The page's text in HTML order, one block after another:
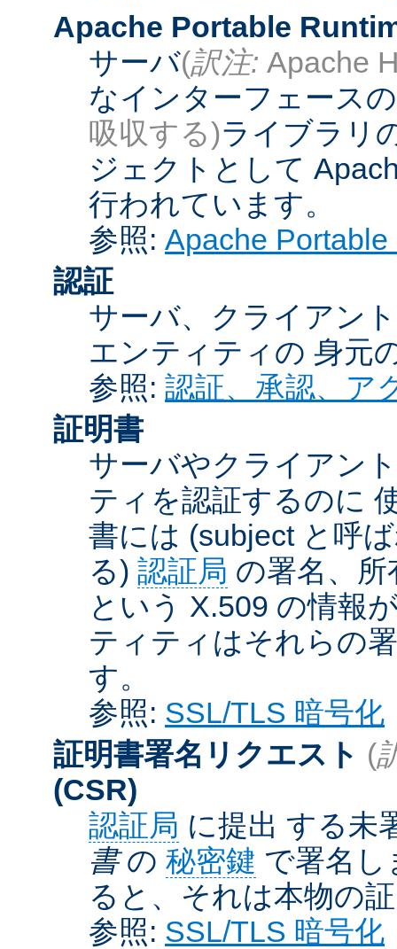
Apache Portable
サーバ(訳注: Apache
なインターフェース
吸収する)ライブラリ
ジェクトとして
行われています。
参照: Apache
認証
サーバ、クライアン
エンティティの 身元
参照: 認証、承認、ア
証明書
サーバやクライアン
ティを認証するのに
書には (subject と呼
る) 認証局 の署名、
という X.509 の情報
ティティはそれらの
す。
参照: SSL/TLS 暗号化
証明書署名リクエスト (
(CSR)
認証局 に提出 する未
書の 秘密鍵 で署名し
ると、それは本物の
参照: SSL/TLS 暗号化